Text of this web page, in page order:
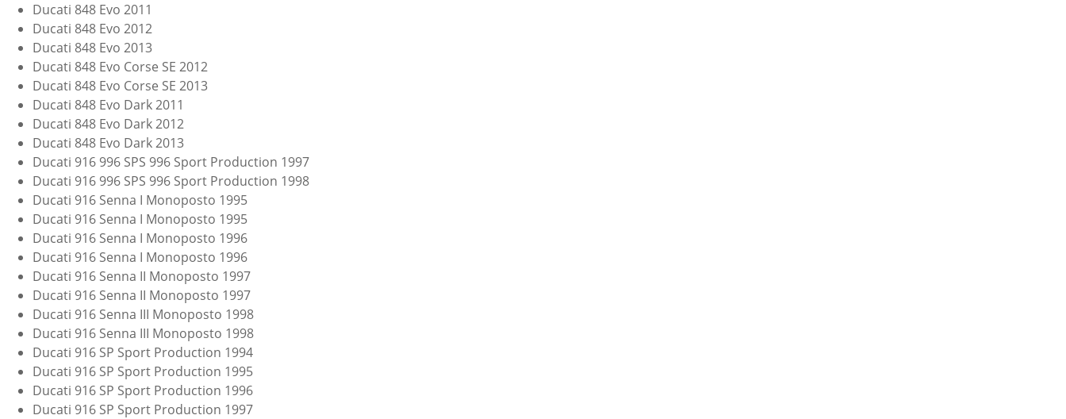
Ducati 848 Evo 2011
Ducati 848 Evo 2012
Ducati 848 Evo 2013
Ducati 848 Evo Corse SE 2012
Ducati 848 Evo Corse SE 2013
Ducati 848 Evo Dark 2011
Ducati 848 Evo Dark 2012
Ducati 848 Evo Dark 2013
Ducati 916 996 SPS 996 Sport Production 1997
Ducati 916 996 SPS 996 Sport Production 1998
Ducati 916 Senna I Monoposto 1995
Ducati 916 Senna I Monoposto 1995
Ducati 916 Senna I Monoposto 1996
Ducati 916 Senna I Monoposto 1996
Ducati 916 Senna II Monoposto 1997
Ducati 916 Senna II Monoposto 1997
Ducati 916 Senna III Monoposto 1998
Ducati 916 Senna III Monoposto 1998
Ducati 916 SP Sport Production 1994
Ducati 916 SP Sport Production 1995
Ducati 916 SP Sport Production 1996
Ducati 916 SP Sport Production 1997